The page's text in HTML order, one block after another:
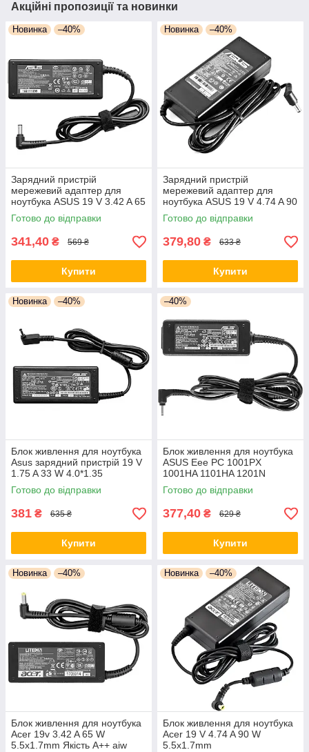
Акційні пропозиції та новинки
Новинка –40%
Зарядний пристрій
мережевий адаптер для
ноутбука ASUS 19 V 3.42 A 65
W штекер 5.5*2.5 Блок
живлення для ноутбука
Готово до відправки
341,40 ₴ 569 ₴
Купити
Новинка –40%
Зарядний пристрій
мережевий адаптер для
ноутбука ASUS 19 V 4.74 A 90
W штекер Блок живлення
Асус
Готово до відправки
379,80 ₴ 633 ₴
Купити
Новинка –40%
Блок живлення для ноутбука
Asus зарядний пристрій 19 V
1.75 A 33 W 4.0*1.35
Готово до відправки
381 ₴ 635 ₴
Купити
–40%
Блок живлення для ноутбука
ASUS Eee PC 1001PX
1001HA 1101HA 1201N
1201HA 1202H 1005PE
1005HAG 1008HA 1008P
1018
Готово до відправки
377,40 ₴ 629 ₴
Купити
Новинка –40%
Блок живлення для ноутбука
Acer 19v 3.42 A 65 W
5.5x1.7mm Якість А++ aiw
Новинка –40%
Блок живлення для ноутбука
Acer 19 V 4.74 A 90 W
5.5x1.7mm